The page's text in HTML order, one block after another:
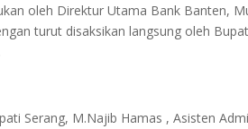
oleh Direktur Utama Bank Banten,
turut disaksikan langsung oleh
Serang, M.Najib Hamas , Asisten